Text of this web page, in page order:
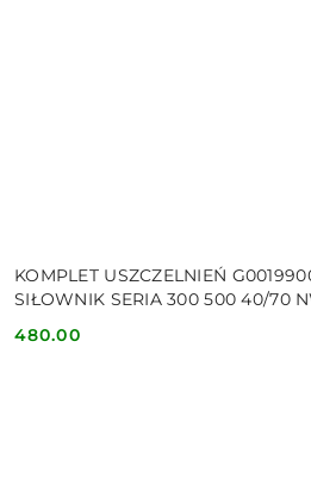
KOMPLET USZCZELNIEŃ
SIŁOWNIK SERIA 300 500 40/70
Cena:
480.00